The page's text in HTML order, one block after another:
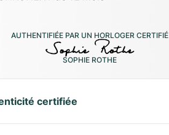
AUTHENTIFIÉE PAR UN HORLOGER CERTIFIÉ
SOPHIE ROTHE
certifiée